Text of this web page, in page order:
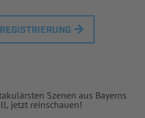
Szenen aus Bayerns
jetzt reinschauen!